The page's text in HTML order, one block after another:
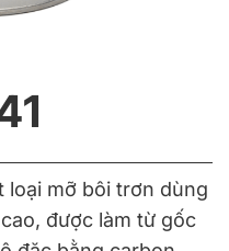
loại mỡ bôi trơn dùng
được làm từ gốc